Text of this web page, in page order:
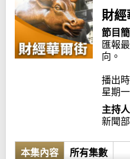
財經
節目
匯報
向。
播出時
星期
主持
新聞
本集內容 所有集數